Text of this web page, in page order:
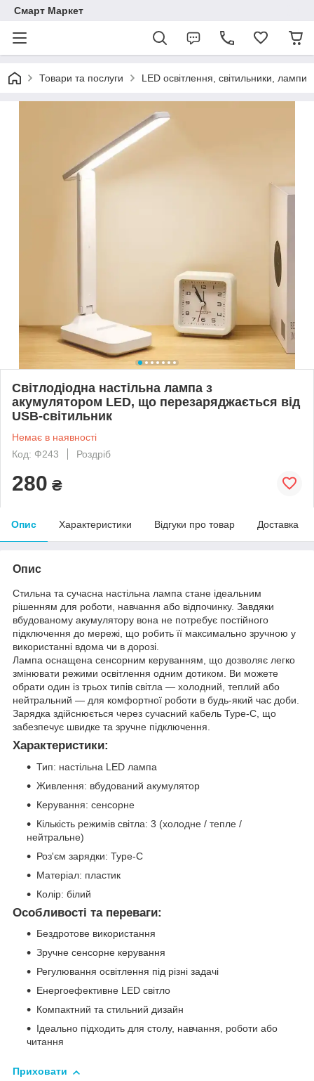
Смарт Маркет
Товари та послуги LED освітлення, світильники, лампи
Світлодіодна настільна лампа з
акумулятором LED, що перезаряджається від
USB-світильник
Немає в наявності
Код: Ф243
Роздріб
280 ₴
Опис Характеристики Відгуки про товар Доставка
Опис
Стильна та сучасна настільна лампа стане ідеальним
рішенням для роботи, навчання або відпочинку. Завдяки
вбудованому акумулятору вона не потребує постійного
підключення до мережі, що робить її максимально зручною у
використанні вдома чи в дорозі.
Лампа оснащена сенсорним керуванням, що дозволяє легко
змінювати режими освітлення одним дотиком. Ви можете
обрати один із трьох типів світла — холодний, теплий або
нейтральний — для комфортної роботи в будь-який час доби.
Зарядка здійснюється через сучасний кабель Type-C, що
забезпечує швидке та зручне підключення.
Характеристики:
Тип: настільна LED лампа
Живлення: вбудований акумулятор
Керування: сенсорне
Кількість режимів світла: 3 (холодне / тепле /
нейтральне)
Роз'єм зарядки: Type-C
Матеріал: пластик
Колір: білий
Особливості та переваги:
Бездротове використання
Зручне сенсорне керування
Регулювання освітлення під різні задачі
Енергоефективне LED світло
Компактний та стильний дизайн
Ідеально підходить для столу, навчання, роботи або
читання
Приховати